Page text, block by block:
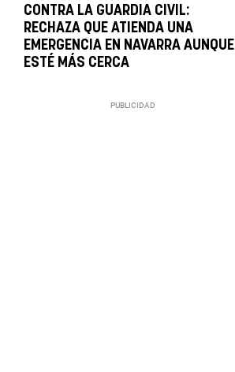
CONTRA LA GUARDIA CIVIL:
RECHAZA QUE ATIENDA UNA
EMERGENCIA EN NAVARRA AUNQUE
ESTÉ MÁS CERCA